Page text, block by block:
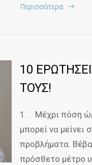
Περισσότερα
10
ΤΟΥΣ!
1. Μέχρι πόση
μπορεί να
προβλήματα.
πρόσθετο μέτρο